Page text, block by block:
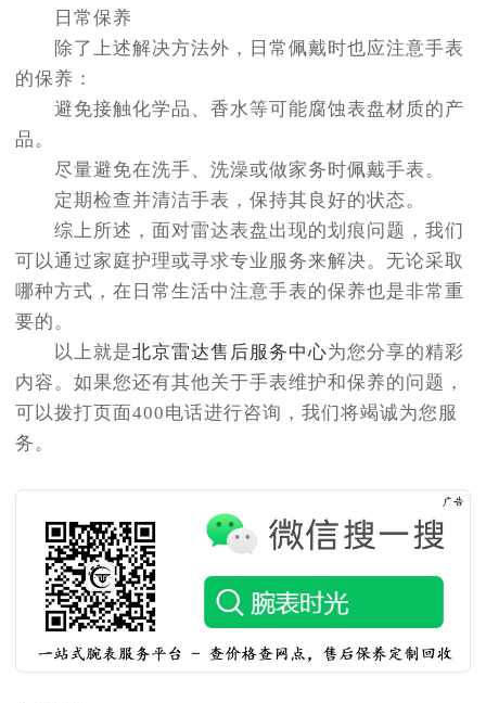
日常保养
除了上述解决方法外，日常佩戴时也应注意手表
的保养：
避免接触化学品、香水等可能腐蚀表盘材质的产
品。
尽量避免在洗手、洗澡或做家务时佩戴手表。
定期检查并清洁手表，保持其良好的状态。
综上所述，面对雷达表盘出现的划痕问题，我们
可以通过家庭护理或寻求专业服务来解决。无论采取
哪种方式，在日常生活中注意手表的保养也是非常重
要的。
以上就是北京雷达售后服务中心为您分享的精彩
内容。如果您还有其他关于手表维护和保养的问题，
可以拨打页面400电话进行咨询，我们将竭诚为您服
务。